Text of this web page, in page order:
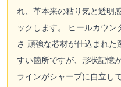
れ、革本来の粘り気と透明
ックします。 ヒールカウ
さ 頑強な芯材が仕込まれ
すい箇所ですが、形状記憶
ラインがシャープに自立し